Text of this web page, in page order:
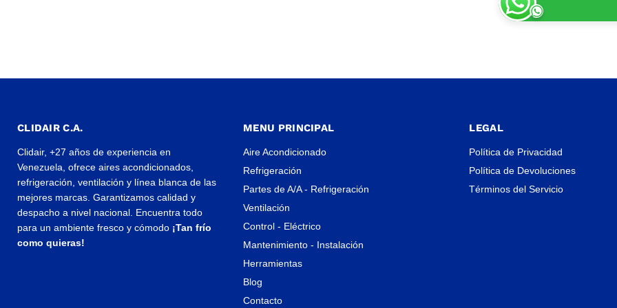
CLIDAIR C.A.
Clidair, +27 años de experiencia en
Venezuela, ofrece aires acondicionados,
refrigeración, ventilación y línea blanca de las
mejores marcas. Garantizamos calidad y
despacho a nivel nacional. Encuentra todo
para un ambiente fresco y cómodo ¡Tan frío
como quieras!
MENU PRINCIPAL
Aire Acondicionado
Refrigeración
Partes de A/A - Refrigeración
Ventilación
Control - Eléctrico
Mantenimiento - Instalación
Herramientas
Blog
Contacto
LEGAL
Política de Privacidad
Política de Devoluciones
Términos del Servicio